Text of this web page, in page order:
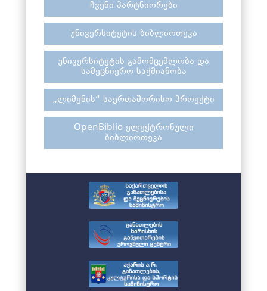
ჩვენი პარტნიორები
უნივერსიტეტის ბიბლიოთეკა
უნივერსიტეტის გამომცემლობა და
სამეცნიერო საქმიანობა
„ლიმენის“ საერთაშორისო პროექტი
OpenBiblio ელექტრონული
ბიბლიოთეკა